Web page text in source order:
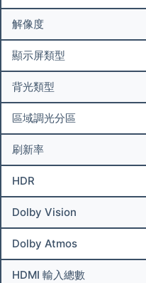
解像度
顯示屏類型
背光類型
區域調光分區
刷新率
HDR
Dolby Vision
Dolby Atmos
HDMI 輸入總數